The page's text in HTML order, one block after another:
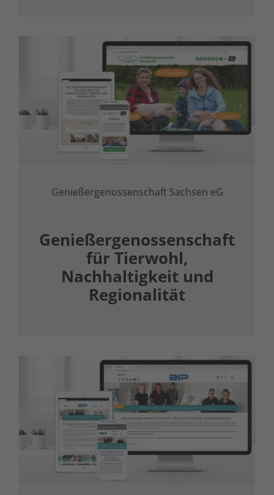
Genießergenossenschaft Sachsen eG
Genießergenossenschaft
für Tierwohl,
Nachhaltigkeit und
Regionalität